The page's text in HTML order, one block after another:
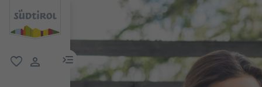
menu link